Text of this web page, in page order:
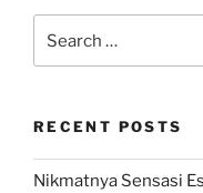
for:
RECENT POSTS
Nikmatnya Sensasi